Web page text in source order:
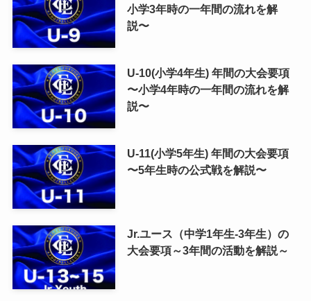
小学3年時の一年間の流れを解
説〜
U-10(小学4年生) 年間の大会要項
〜小学4年時の一年間の流れを解
説〜
U-11(小学5年生) 年間の大会要項
〜5年生時の公式戦を解説〜
Jr.ユース（中学1年生-3年生）の
大会要項～3年間の活動を解説～